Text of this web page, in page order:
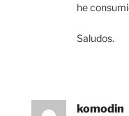
he
Saludos.
komodin